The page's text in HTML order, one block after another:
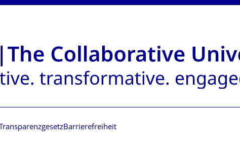
TransparenzgesetzBarrierefreiheit